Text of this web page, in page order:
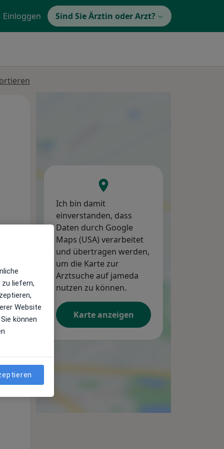
Einloggen Sind Sie Ärztin oder Arzt?
Di,
11 Aug
Mi,
12 Aug
Mo,
Ich bin damit
einverstanden, dass
Daten durch Google
Maps (USA) verarbeitet
und übertragen werden,
um die Karte zur
Arztsuche auf jameda
nutzen zu können.
Karte anzeigen
liefern,
Website
können